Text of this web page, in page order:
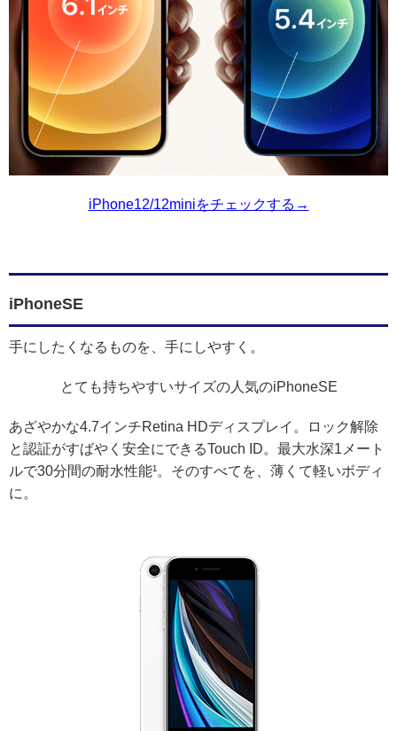
iPhone12/12miniをチェックする→
iPhoneSE
手にしたくなるものを、手にしやすく。
とても持ちやすいサイズの人気のiPhoneSE
あざやかな4.7インチRetina HDディスプレイ。ロック解除
と認証がすばやく安全にできるTouch ID。最大水深1メート
ルで30分間の耐水性能¹。そのすべてを、薄くて軽いボディ
に。